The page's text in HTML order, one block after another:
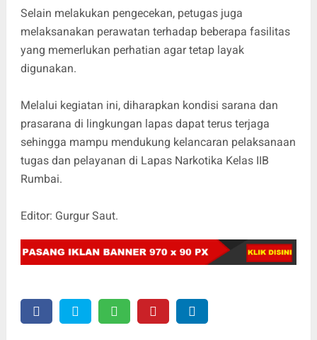
Selain melakukan pengecekan, petugas juga
melaksanakan perawatan terhadap beberapa fasilitas
yang memerlukan perhatian agar tetap layak
digunakan.
Melalui kegiatan ini, diharapkan kondisi sarana dan
prasarana di lingkungan lapas dapat terus terjaga
sehingga mampu mendukung kelancaran pelaksanaan
tugas dan pelayanan di Lapas Narkotika Kelas IIB
Rumbai.
Editor: Gurgur Saut.